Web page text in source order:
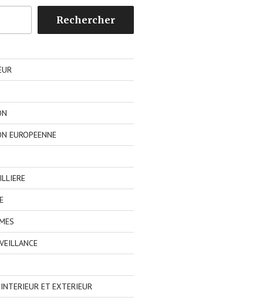
Rechercher
EUROPEENNE
ET EXTERIEUR